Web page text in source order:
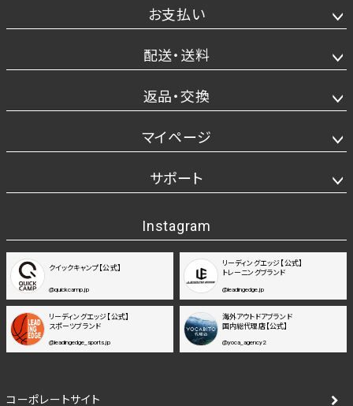
お支払い
配送・送料
返品・交換
マイページ
サポート
Instagram
クイックキャンプ【公式】
@quickcamp.jp
リーディングエッジ【公式】
トレーニングブランド
@leadingedge.jp
リーディングエッジ【公式】
スポーツブランド
@leadingedge_sports.jp
海外アウトドアブランド
国内総代理店【公式】
@yoca_agency2
コーポレートサイト